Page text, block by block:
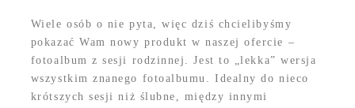
Wiele osób o nie pyta, więc dziś chcielibyśmy
pokazać Wam nowy produkt w naszej ofercie –
fotoalbum z sesji rodzinnej. Jest to „lekka” wersja
wszystkim znanego fotoalbumu. Idealny do nieco
krótszych sesji niż ślubne, między innymi